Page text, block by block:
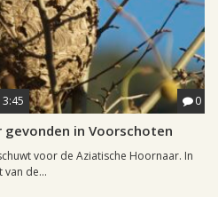
0
in Voorschoten
voor de Aziatische Hoornaar. In
van de...